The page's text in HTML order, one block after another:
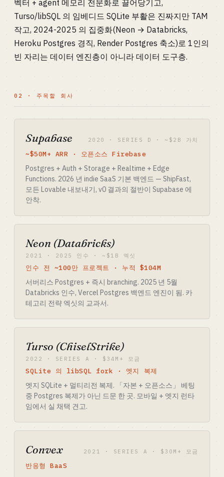
벡터 + agent 메모리 전문화로 끌어당기고,
Turso/libSQL 의 임베디드 SQLite 부활은 진짜지만 TAM
작고, 2024-2025 의 집중화(Neon → Databricks,
Heroku Postgres 경직, Render Postgres 축소)로 1인의
빈 자리는 데이터 엔진층이 아니라 데이터 도구층.
02 · 주목할 회사
Supabase 2020 · SERIES D · ~$2B 가치
~$50M+ ARR · 오픈소스 Firebase
Postgres + Auth + Storage + Realtime + Edge
Functions. 2026 년 indie SaaS 기본 백엔드 — ShipFast,
모든 Lovable 내보내기, v0 결과의 절반이 Supabase 에
안착.
Neon (Databricks)
2021 · 2025 인수 · ~$1B 엑싯
인수 전 ~100만 프로젝트 · 누적 $104M
서버리스 Postgres + 즉시 branching. 2025 년 5월
Databricks 인수, Vercel Postgres 백엔드 엔진이 됨. 카
테고리 전략 엑싯의 교과서.
Turso (ChiselStrike)
2022 · SERIES A · $34M+ 모금
SQLite 의 libSQL fork · 엣지 복제
엣지 SQLite + 멀티리전 복제. 「자본 + 오픈소스」 베팅
중 Postgres 복제가 아닌 드문 한 곳. 모바일 + 엣지 런타
임에서 실 채택 견고.
Convex 2021 · SERIES A · $30M+ 모금
반응형 BaaS